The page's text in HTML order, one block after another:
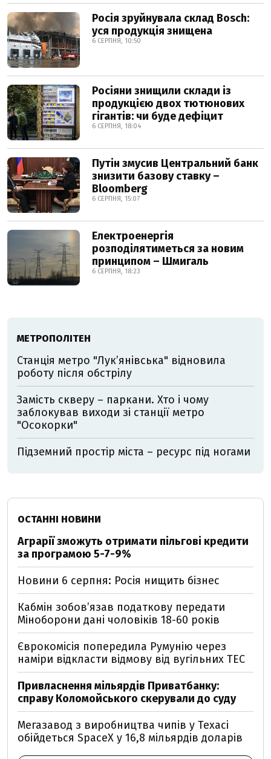
Росія зруйнувала склад Bosch:
уся продукція знищена
6 СЕРПНЯ, 10:50
Росіяни знищили склади із
продукцією двох тютюнових
гігантів: чи буде дефіцит
6 СЕРПНЯ, 18:04
Путін змусив Центральний банк
знизити базову ставку –
Bloomberg
6 СЕРПНЯ, 15:07
Електроенергія
розподілятиметься за новим
принципом – Шмигаль
6 СЕРПНЯ, 18:23
МЕТРОПОЛІТЕН
Станція метро "Лукʼянівська" відновила
роботу після обстрілу
Замість скверу – паркани. Хто і чому
заблокував виходи зі станції метро
"Осокорки"
Підземний простір міста – ресурс під ногами
ОСТАННІ НОВИНИ
Аграрії зможуть отримати пільгові кредити
за програмою 5-7-9%
Новини 6 серпня: Росія нищить бізнес
Кабмін зобовʼязав податкову передати
Міноборони дані чоловіків 18-60 років
Єврокомісія попередила Румунію через
наміри відкласти відмову від вугільних ТЕС
Привласнення мільярдів Приватбанку:
справу Коломойського скерували до суду
Мегазавод з виробництва чипів у Техасі
обійдеться SpaceX у 16,8 мільярдів доларів